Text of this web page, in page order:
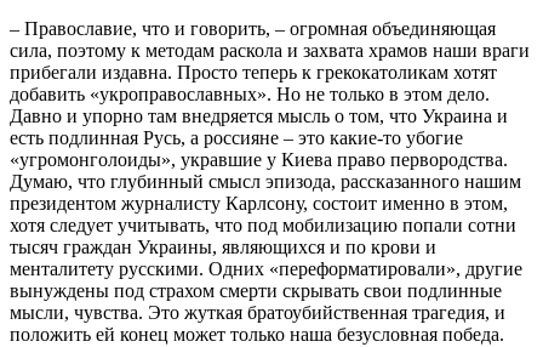
– Православие, что и говорить, – огромная объединяющая
сила, поэтому к методам раскола и захвата храмов наши враги
прибегали издавна. Просто теперь к грекокатоликам хотят
добавить «укроправославных». Но не только в этом дело.
Давно и упорно там внедряется мысль о том, что Украина и
есть подлинная Русь, а россияне – это какие-то убогие
«угромонголоиды», укравшие у Киева право первородства.
Думаю, что глубинный смысл эпизода, рассказанного нашим
президентом журналисту Карлсону, состоит именно в этом,
хотя следует учитывать, что под мобилизацию попали сотни
тысяч граждан Украины, являющихся и по крови и
менталитету русскими. Одних «переформатировали», другие
вынуждены под страхом смерти скрывать свои подлинные
мысли, чувства. Это жуткая братоубийственная трагедия, и
положить ей конец может только наша безусловная победа.